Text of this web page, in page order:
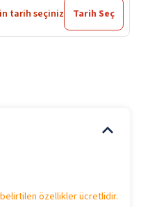
tarih seçiniz Tarih Seç
özellikler ücretlidir.